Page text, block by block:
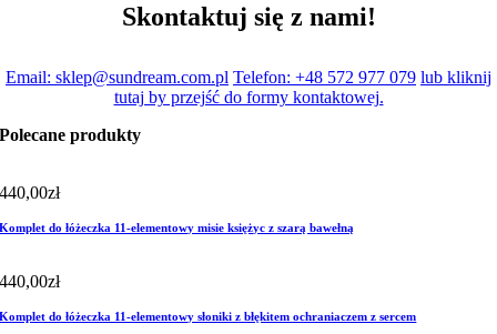
Skontaktuj się z nami!
Email: sklep@sundream.com.pl Telefon: +48 572 977 079 lub kliknij
tutaj by przejść do formy kontaktowej.
Polecane produkty
440,00zł
Komplet do łóżeczka 11-elementowy misie księżyc z szarą bawełną
440,00zł
Komplet do łóżeczka 11-elementowy słoniki z błękitem ochraniaczem z sercem